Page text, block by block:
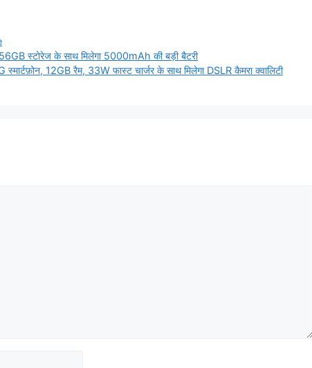
स्टोरेज के साथ मिलेगा 5000mAh की बड़ी बैटरी
12GB रैम, 33W फास्ट चार्जर के साथ मिलेगा DSLR कैमरा क्वालिटी